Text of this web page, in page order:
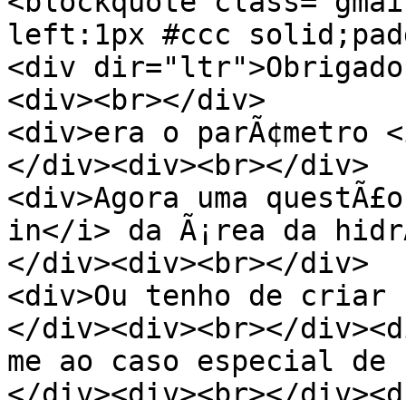
left:1px #ccc
<div
<div><br></div>
<div>era o
</div><div><br></div>
<div>Agora uma
in</i> da Ã¡rea da
</div><div><br></div>
<div>Ou tenho de
</div><div><br></
me ao caso especial